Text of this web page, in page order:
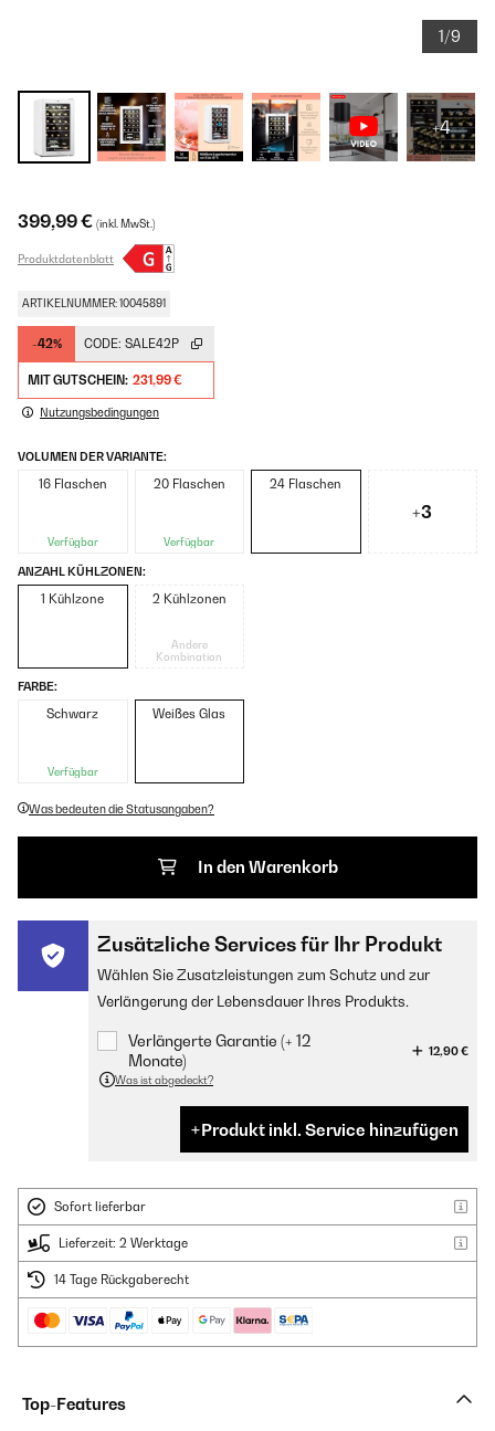
1/9
+4
399,99 € (inkl. MwSt.)
Produktdatenblatt
ARTIKELNUMMER: 10045891
-42% CODE: SALE42P
MIT GUTSCHEIN: 231,99 €
Nutzungsbedingungen
VOLUMEN DER VARIANTE:
16 Flaschen
Verfügbar
20 Flaschen
Verfügbar
24 Flaschen
+3
ANZAHL KÜHLZONEN:
1 Kühlzone 2 Kühlzonen
Andere
Kombination
FARBE:
Schwarz
Verfügbar
Weißes Glas
Was bedeuten die Statusangaben?
In den Warenkorb
Zusätzliche Services für Ihr Produkt
Wählen Sie Zusatzleistungen zum Schutz und zur
Verlängerung der Lebensdauer Ihres Produkts.
Verlängerte Garantie (+ 12
Monate)
12,90 €
Was ist abgedeckt?
Produkt inkl. Service hinzufügen
Sofort lieferbar
Lieferzeit: 2 Werktage
14 Tage Rückgaberecht
Top-Features